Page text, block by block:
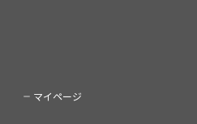
マイページ